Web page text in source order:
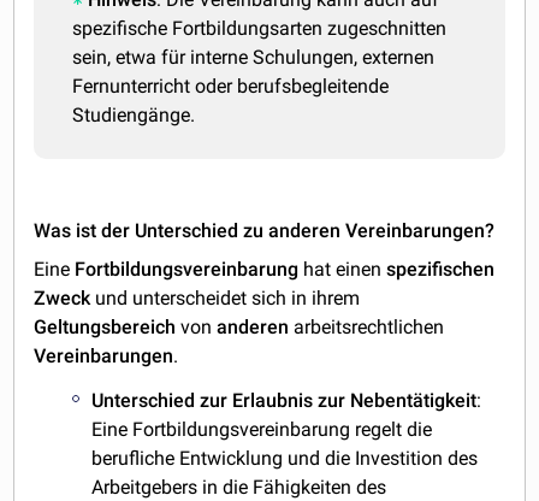
spezifische Fortbildungsarten zugeschnitten
sein, etwa für interne Schulungen, externen
Fernunterricht oder berufsbegleitende
Studiengänge.
Was ist der Unterschied zu anderen Vereinbarungen?
Eine Fortbildungsvereinbarung hat einenspezifischen
Zweck und unterscheidet sich in ihrem
Geltungsbereich vonanderen arbeitsrechtlichen
Vereinbarungen.
Unterschied zur Erlaubnis zur Nebentätigkeit:
Eine Fortbildungsvereinbarung regelt die
berufliche Entwicklung und die Investition des
Arbeitgebers in die Fähigkeiten des